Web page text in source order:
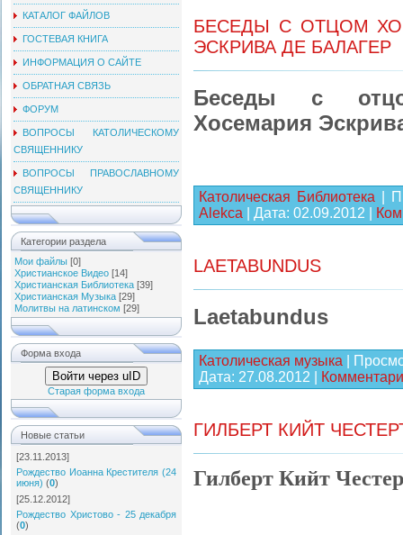
КАТАЛОГ ФАЙЛОВ
ГОСТЕВАЯ КНИГА
ИНФОРМАЦИЯ О САЙТЕ
ОБРАТНАЯ СВЯЗЬ
ФОРУМ
ВОПРОСЫ КАТОЛИЧЕСКОМУ
СВЯЩЕННИКУ
ВОПРОСЫ ПРАВОСЛАВНОМУ
СВЯЩЕННИКУ
Категории раздела
Мои файлы [0]
Христианское Видео [14]
Христианская Библиотека [39]
Христианская Музыка [29]
Молитвы на латинском [29]
Форма входа
Войти через uID
Старая форма входа
Новые статьи
[23.11.2013]
Рождество Иоанна Крестителя (24
июня) (0)
[25.12.2012]
Рождество Христово - 25 декабря
(0)
БЕСЕДЫ С ОТЦОМ
ЭСКРИВА ДЕ БАЛАГЕР
Беседы с
Хосемария
Католическая Библиотека |
Alekca | Дата: 02.09.2012
LAETABUNDUS
Laetabundus
Католическая музыка |
Дата: 27.08.2012
ГИЛБЕРТ КИЙТ
Гилберт Кийт